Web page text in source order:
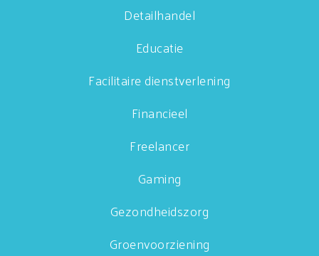
Detailhandel
Educatie
Facilitaire dienstverlening
Financieel
Freelancer
Gaming
Gezondheidszorg
Groenvoorziening